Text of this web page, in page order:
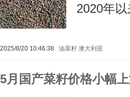
2020年
2025/8/20 10:46:38 油菜籽 澳大利亚
5月国产菜籽价格小幅